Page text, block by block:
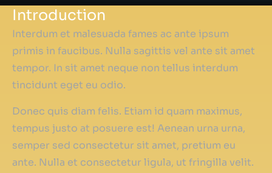
Introduction
Interdum et malesuada fames ac ante ipsum
primis in faucibus. Nulla sagittis vel ante sit amet
tempor. In sit amet neque non tellus interdum
tincidunt eget eu odio.
Donec quis diam felis. Etiam id quam maximus,
tempus justo at posuere est! Aenean urna urna,
semper sed consectetur sit amet, pretium eu
ante. Nulla et consectetur ligula, ut fringilla velit.